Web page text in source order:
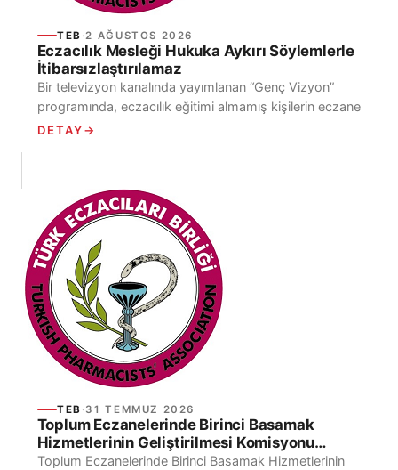
TEB ·2 AĞUSTOS 2026
Eczacılık Mesleği Hukuka Aykırı Söylemlerle
İtibarsızlaştırılamaz
Bir televizyon kanalında yayımlanan “Genç Vizyon”
programında, eczacılık eğitimi almamış kişilerin eczane
açabileceği yönünde ifadeler kullanılmış, hukuka aykırı
DETAY→
TEB ·31 TEMMUZ 2026
Toplum Eczanelerinde Birinci Basamak
Hizmetlerinin Geliştirilmesi Komisyonu
Toplandı
Toplum Eczanelerinde Birinci Basamak Hizmetlerinin